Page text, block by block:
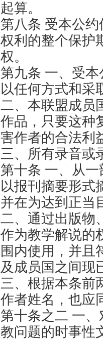
起算。
第八条 受本公
权利的整个保护
权。
第九条 一、受
以任何方式和采
二、本联盟成员
作品，只要这种
害作者的合法利
三、所有录音或
第十条 一、从
以报刊摘要形式
并在为达到正当
二、通过出版物
作为教学解说的
围内使用，并且
及成员国之间现
三、根据本条前
作者姓名，也应
第十条之二 一
教问题的时事性